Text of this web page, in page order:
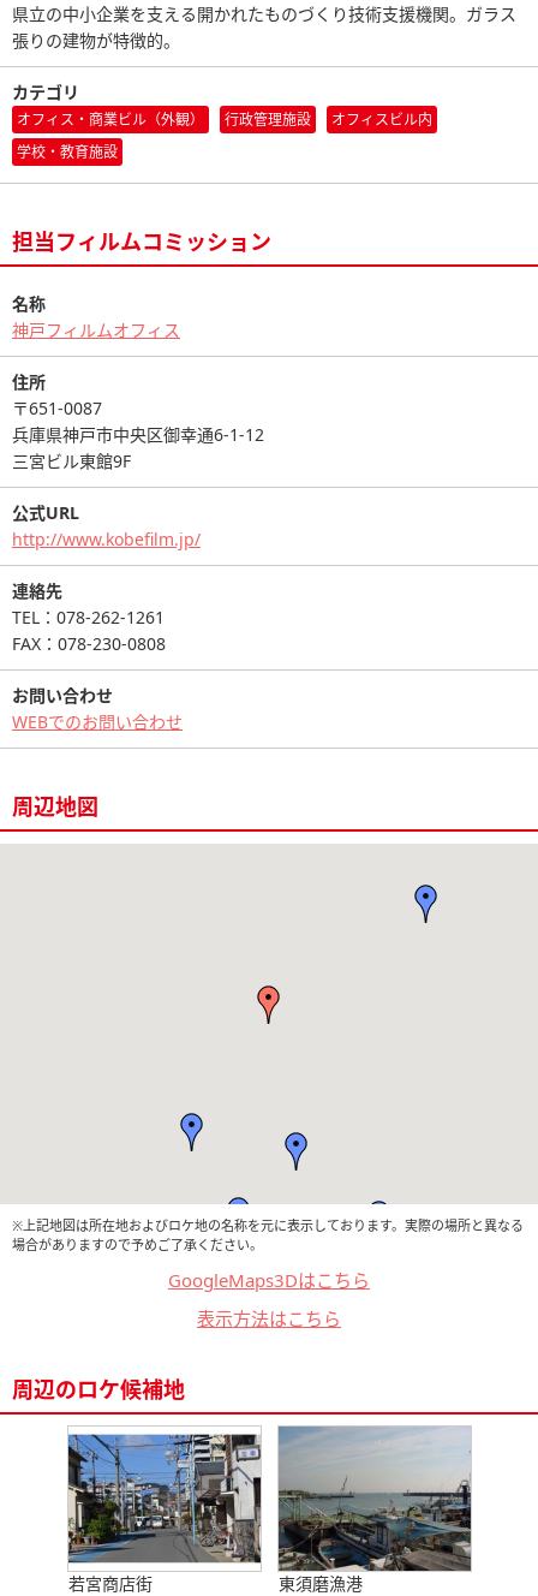
県立の中小企業を支える開かれたものづくり技術支援機関。ガラス
張りの建物が特徴的。
カテゴリ
オフィス・商業ビル（外観） 行政管理施設
オフィスビル内
学校・教育施設
担当フィルムコミッション
名称
神戸フィルムオフィス
住所
〒651-0087
兵庫県神戸市中央区御幸通6-1-12
三宮ビル東館9F
公式URL
http://www.kobefilm.jp/
連絡先
TEL：078-262-1261
FAX：078-230-0808
お問い合わせ
WEBでのお問い合わせ
周辺地図
※上記地図は所在地およびロケ地の名称を元に表示しております。実際の場所と異なる
場合がありますので予めご了承ください。
GoogleMaps3Dはこちら
表示方法はこちら
周辺のロケ候補地
若宮商店街 東須磨漁港